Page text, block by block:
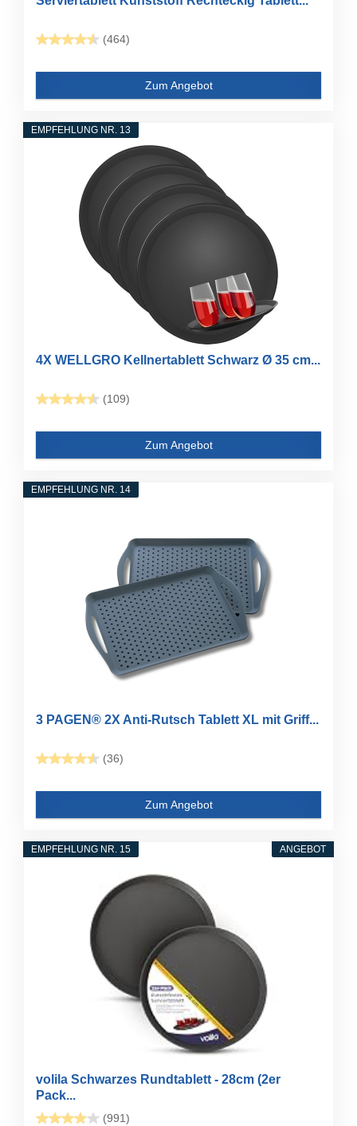
(464)
Zum Angebot
EMPFEHLUNG NR. 13
4X WELLGRO Kellnertablett Schwarz Ø 35 cm...
(109)
Zum Angebot
EMPFEHLUNG NR. 14
3 PAGEN® 2X Anti-Rutsch Tablett XL mit Griff...
(36)
Zum Angebot
ANGEBOT
EMPFEHLUNG NR. 15
volila Schwarzes Rundtablett - 28cm (2er
Pack...
(991)